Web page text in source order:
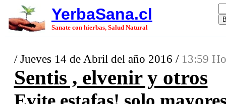
YerbaSana.cl
Sanate con hierbas, Salud Natural
/ Jueves 14 de Abril del año 2016 / 13:59
Sentis , elvenir y otros